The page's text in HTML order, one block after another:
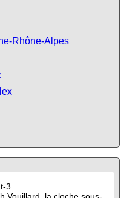
Rhône-Alpes